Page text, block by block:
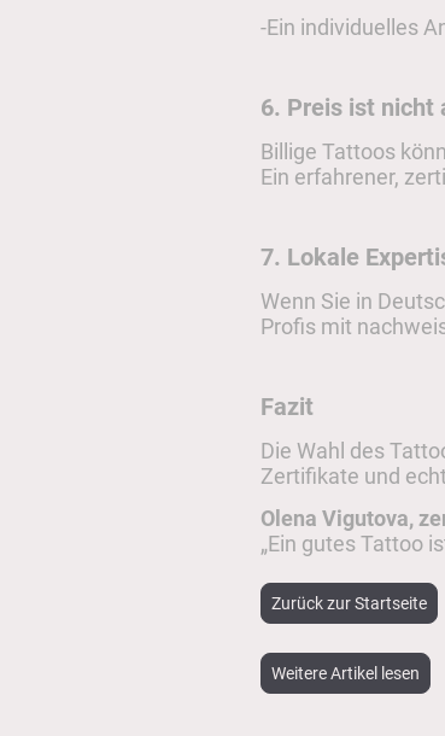
-Ein individuelles
6. Preis ist nicht
Billige Tattoos
Ein erfahrener,
7. Lokale
Wenn Sie in
Profis mit
Fazit
Die Wahl des
Zertifikate und
Olena Vigutova,
„Ein gutes Tattoo
Zurück zur Startseite
Weitere Artikel lesen